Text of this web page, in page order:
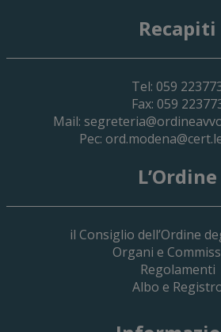
19 Giugno 2026
Recapiti
Tel: 059
Fax: 059
Mail:
Pec:
L’Ordine
il Consiglio dell’Ordine
Organi e
Regolamenti
Albo e